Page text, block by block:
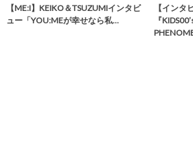
【ME:I】KEIKO＆TSUZUMIインタビ
ュー「YOU:MEが幸せなら私…
【インタ
『